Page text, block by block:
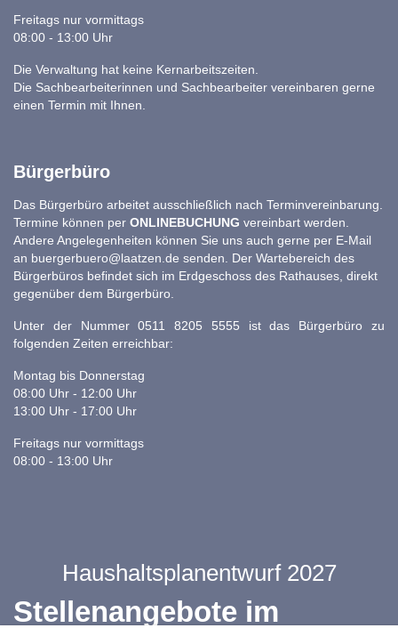
Freitags nur vormittags
08:00 - 13:00 Uhr
Die Verwaltung hat keine Kernarbeitszeiten.
Die Sachbearbeiterinnen und Sachbearbeiter vereinbaren gerne
einen Termin mit Ihnen.
Bürgerbüro
Das Bürgerbüro arbeitet ausschließlich nach Terminvereinbarung.
Termine können per ONLINEBUCHUNG vereinbart werden.
Andere Angelegenheiten können Sie uns auch gerne per E-Mail
an buergerbuero@laatzen.de senden. Der Wartebereich des
Bürgerbüros befindet sich im Erdgeschoss des Rathauses, direkt
gegenüber dem Bürgerbüro.
Unter der Nummer 0511 8205 5555 ist das Bürgerbüro zu
folgenden Zeiten erreichbar:
Montag bis Donnerstag
08:00 Uhr - 12:00 Uhr
13:00 Uhr - 17:00 Uhr
Freitags nur vormittags
08:00 - 13:00 Uhr
Haushaltsplanentwurf 2027
Stellenangebote im